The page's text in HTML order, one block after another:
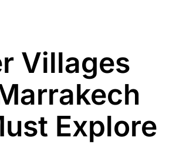
Villages
Explore